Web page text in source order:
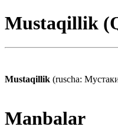
Mustaqillik
Mustaqillik (ruscha:
Manbalar